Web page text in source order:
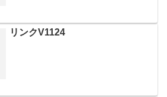
リンクV1124